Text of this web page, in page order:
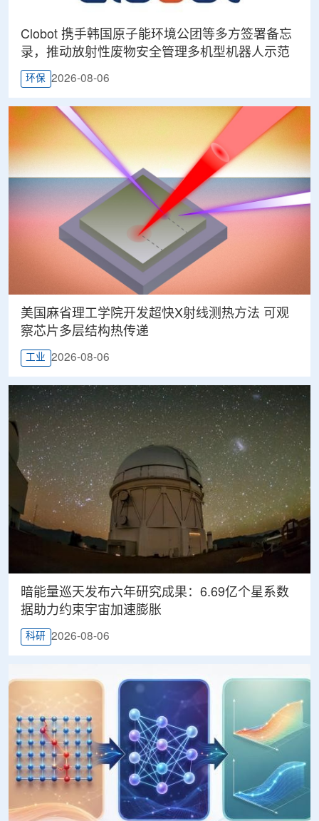
Clobot 携手韩国原子能环境公团等多方签署备忘
录，推动放射性废物安全管理多机型机器人示范
环保 2026-08-06
美国麻省理工学院开发超快X射线测热方法 可观
察芯片多层结构热传递
工业 2026-08-06
暗能量巡天发布六年研究成果：6.69亿个星系数
据助力约束宇宙加速膨胀
科研 2026-08-06